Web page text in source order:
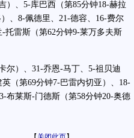
、5-库巴西（第85分钟18-赫拉
、8-佩德里、21-德容、16-费尔
托雷斯（第62分钟9-莱万多夫斯
）、31-乔恩-马丁、5-祖贝迪
（第69分钟7-巴雷内切亚）、18-
布莱斯-门德斯（第58分钟20-奥德